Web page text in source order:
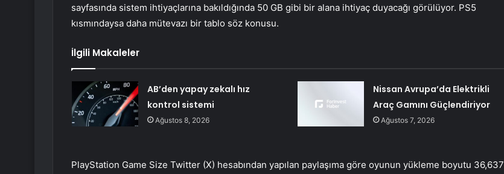
sayfasında sistem ihtiyaçlarına bakıldığında 50 GB gibi bir alana ihtiyaç duyacağı görülüyor. PS5
kısmındaysa daha mütevazı bir tablo söz konusu.
İlgili Makaleler
AB’den yapay zekalı hız
kontrol sistemi
Ağustos 8, 2026
Nissan Avrupa’da Elektrikli
Araç Gamını Güçlendiriyor
Ağustos 7, 2026
PlayStation Game Size Twitter (X) hesabından yapılan paylaşıma göre oyunun yükleme boyutu 36,637